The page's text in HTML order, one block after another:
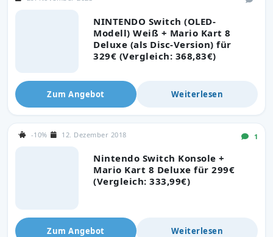
NINTENDO Switch (OLED-
Modell) Weiß + Mario Kart 8
Deluxe (als Disc-Version) für
329€ (Vergleich: 368,83€)
Zum Angebot Weiterlesen
Nintendo Switch Konsole +
Mario Kart 8 Deluxe für 299€
(Vergleich: 333,99€)
-10% 12. Dezember 2018 1
Zum Angebot Weiterlesen